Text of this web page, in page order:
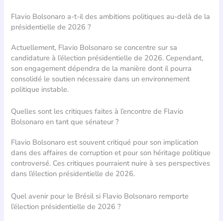
Flavio Bolsonaro a-t-il des ambitions politiques au-delà de la
présidentielle de 2026 ?
Actuellement, Flavio Bolsonaro se concentre sur sa
candidature à l’élection présidentielle de 2026. Cependant,
son engagement dépendra de la manière dont il pourra
consolidé le soutien nécessaire dans un environnement
politique instable.
Quelles sont les critiques faites à l’encontre de Flavio
Bolsonaro en tant que sénateur ?
Flavio Bolsonaro est souvent critiqué pour son implication
dans des affaires de corruption et pour son héritage politique
controversé. Ces critiques pourraient nuire à ses perspectives
dans l’élection présidentielle de 2026.
Quel avenir pour le Brésil si Flavio Bolsonaro remporte
l’élection présidentielle de 2026 ?